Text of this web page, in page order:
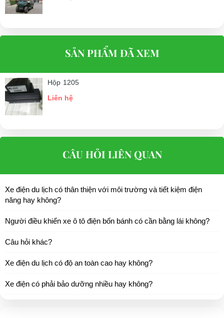
SẢN PHẨM ĐÃ XEM
Hộp 1205
Liên hệ
CÂU HỎI LIÊN QUAN
Xe điện du lịch có thân thiện với môi trường và tiết kiệm điện
năng hay không?
Người điều khiển xe ô tô điện bốn bánh có cần bằng lái không?
Câu hỏi khác?
Xe điện du lịch có độ an toàn cao hay không?
Xe điện có phải bảo dưỡng nhiều hay không?